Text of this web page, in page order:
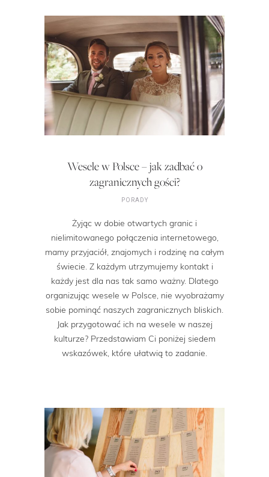
Wesele w Polsce – jak zadbać o
zagranicznych gości?
PORADY
Żyjąc w dobie otwartych granic i
nielimitowanego połączenia internetowego,
mamy przyjaciół, znajomych i rodzinę na całym
świecie. Z każdym utrzymujemy kontakt i
każdy jest dla nas tak samo ważny. Dlatego
organizując wesele w Polsce, nie wyobrażamy
sobie pominąć naszych zagranicznych bliskich.
Jak przygotować ich na wesele w naszej
kulturze? Przedstawiam Ci poniżej siedem
wskazówek, które ułatwią to zadanie.